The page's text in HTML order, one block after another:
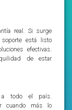
real. Si surge
soporte está listo
efectivas.
de estar
a todo el país.
cuando más lo